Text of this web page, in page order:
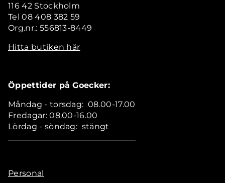
116 42 Stockholm
Tel 08 408 382 59
Org.nr.: 556813-8449
Hitta butiken här
Öppettider på Goecker:
Måndag - torsdag: 08.00-17.00
Fredagar: 08.00-16.00
Lördag - söndag: stängt
Personal